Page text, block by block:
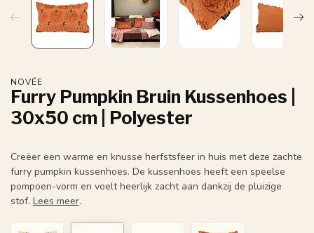
NOVÉE
Furry Pumpkin Bruin Kussenhoes |
30x50 cm | Polyester
Creëer een warme en knusse herfstsfeer in huis met deze zachte
furry pumpkin kussenhoes. De kussenhoes heeft een speelse
pompoen-vorm en voelt heerlijk zacht aan dankzij de pluizige
stof. Lees meer.